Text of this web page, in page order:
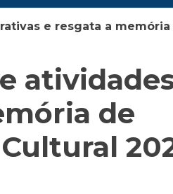
e resgata a
de